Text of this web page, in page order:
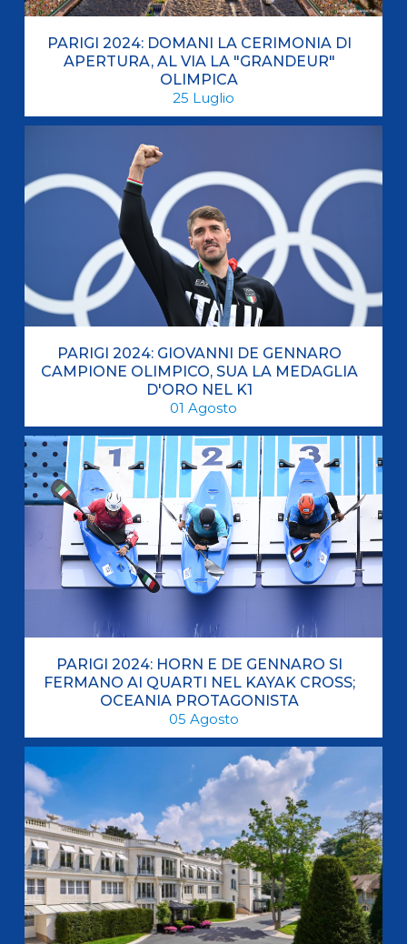
PARIGI 2024: DOMANI LA CERIMONIA DI
APERTURA, AL VIA LA "GRANDEUR"
OLIMPICA
25 Luglio
PARIGI 2024: GIOVANNI DE GENNARO
CAMPIONE OLIMPICO, SUA LA MEDAGLIA
D'ORO NEL K1
01 Agosto
PARIGI 2024: HORN E DE GENNARO SI
FERMANO AI QUARTI NEL KAYAK CROSS;
OCEANIA PROTAGONISTA
05 Agosto